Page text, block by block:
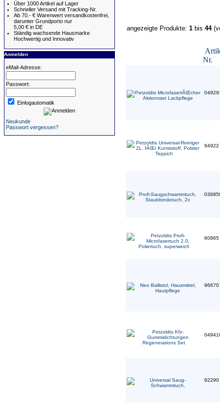
Über 1000 Artikel auf Lager
Schneller Versand mit Tracking-Nr.
Ab 70.- € Warenwert versandkostenfrei,
darunter Grundporto nur
5,00 € in DE
Ständig wachsende Hausmarke
Hochwertig und Innovativ
Anmelden
eMail-Adresse:
Passwort:
Einlogautomatik
Neukunde
Passwort vergessen?
angezeigte Produkte: 1 bis 44
Nr.
94922
60865
96670
92290